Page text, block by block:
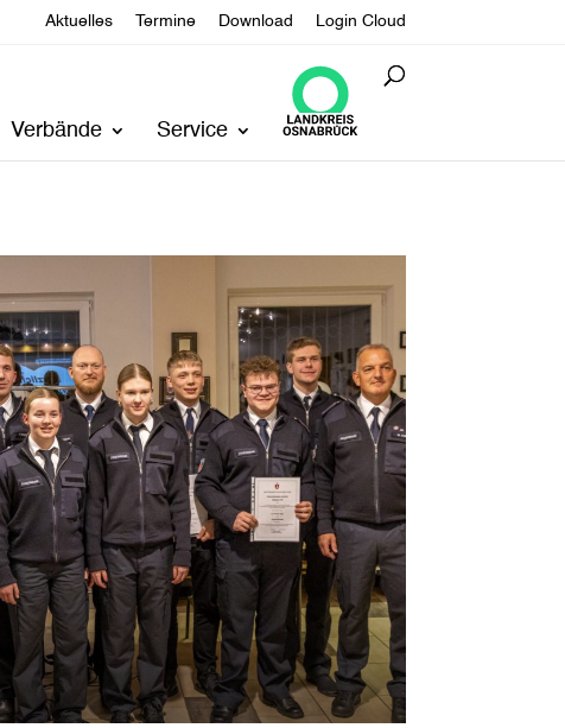
Aktuelles Termine Download Login Cloud
Verbände Service